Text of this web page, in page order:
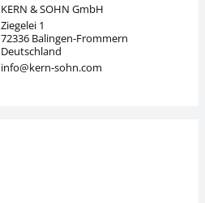
KERN & SOHN GmbH
Ziegelei 1
72336 Balingen-Frommern
Deutschland
info@kern-sohn.com